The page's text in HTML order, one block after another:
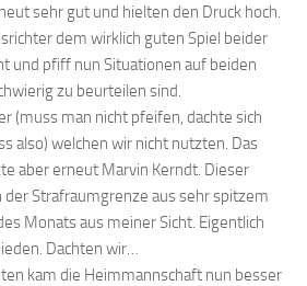
sehr gut und hielten den Druck hoch.
dem wirklich guten Spiel beider
und pfiff nun Situationen auf beiden
zu beurteilen sind.
(muss man nicht pfeifen, dachte sich
also) welchen wir nicht nutzten. Das
aber erneut Marvin Kerndt. Dieser
der Strafraumgrenze aus sehr spitzem
Monats aus meiner Sicht. Eigentlich
Dachten wir…
kam die Heimmannschaft nun besser